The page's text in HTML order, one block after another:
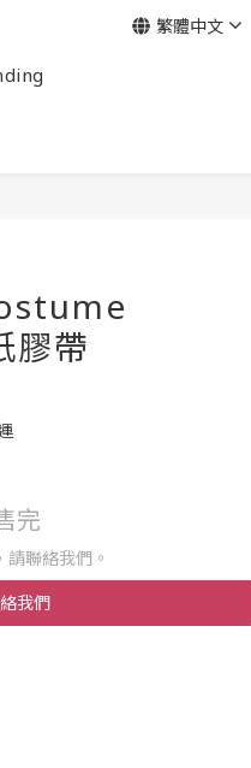
繁體中文
帶
完
請聯絡我們。
我們